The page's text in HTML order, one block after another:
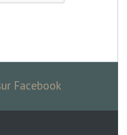
Facebook